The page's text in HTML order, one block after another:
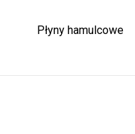
Płyny hamulcowe